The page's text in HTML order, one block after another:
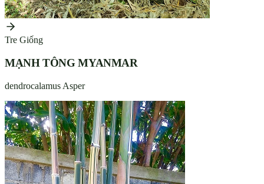
Tre Giống
MẠNH TÔNG MYANMAR
dendrocalamus Asper